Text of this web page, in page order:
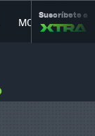
MOVILIDAD
Suscríbete a